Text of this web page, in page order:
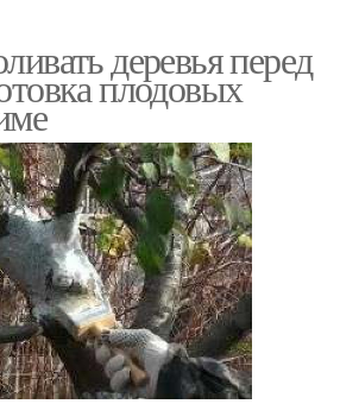
деревья перед
плодовых